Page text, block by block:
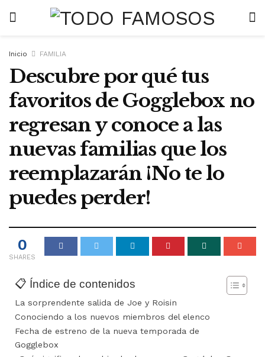
Inicio FAMILIA
Descubre por qué tus
favoritos de Gogglebox no
regresan y conoce a las
nuevas familias que los
reemplazarán ¡No te lo
puedes perder!
0
SHARES
📋 Índice de contenidos
La sorprendente salida de Joe y Roisin
Conociendo a los nuevos miembros del elenco
Fecha de estreno de la nueva temporada de
Gogglebox